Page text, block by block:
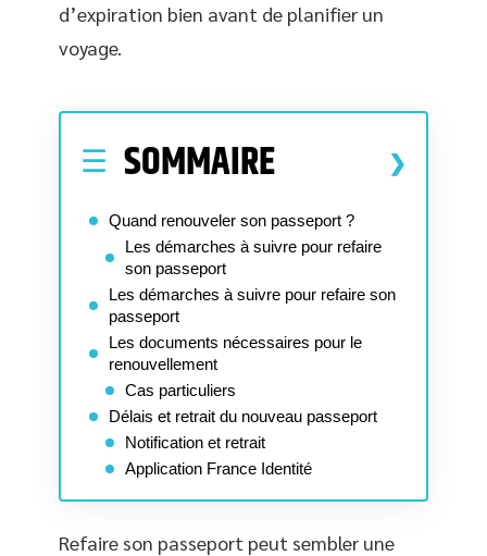
d’expiration bien avant de planifier un
voyage.
SOMMAIRE
Quand renouveler son passeport ?
Les démarches à suivre pour refaire
son passeport
Les démarches à suivre pour refaire son
passeport
Les documents nécessaires pour le
renouvellement
Cas particuliers
Délais et retrait du nouveau passeport
Notification et retrait
Application France Identité
Refaire son passeport peut sembler une